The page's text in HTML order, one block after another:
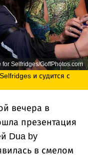
for Selfridges/GoffPhotos.com
и судится с
вечера в
презентация
Dua by
в смелом